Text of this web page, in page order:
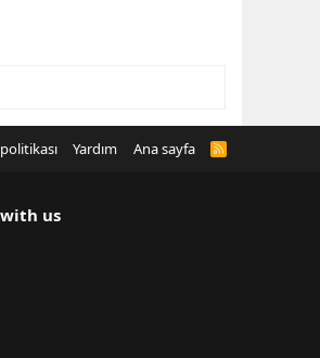
Yardım Ana sayfa
R
us